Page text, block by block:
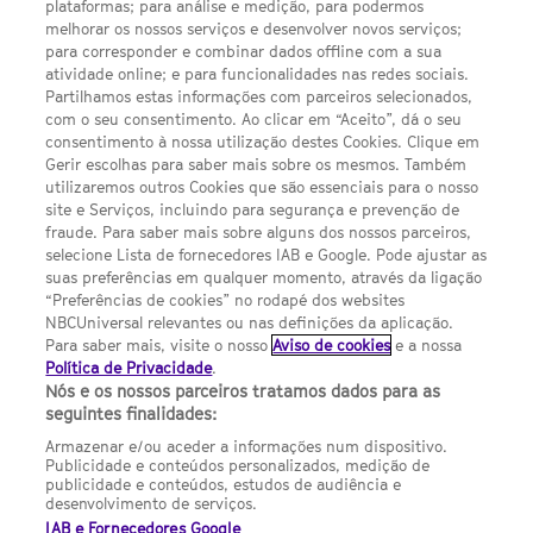
Política de privacidade
Sobre nós
Termos E Condições
FILMES
UMA DIVISÃO DA
NBCUNIVERSAL
Contact us by email: contact.SYFYPortugal@ncbuni.com
NBC Universal Global Networks España S.L.U. is wholly owned
by Universal Studios International BV
NBC Universal Global Networks, S.L.U. Paseo de la Castellana,
95. Planta 10 Edificio Torre Europa 28046 Madrid B-82227893
plataformas; para análise e medição, para podermos
melhorar os nossos serviços e desenvolver novos serviços;
para corresponder e combinar dados offline com a sua
atividade online; e para funcionalidades nas redes sociais.
Partilhamos estas informações com parceiros selecionados,
com o seu consentimento. Ao clicar em “Aceito”, dá o seu
consentimento à nossa utilização destes Cookies. Clique em
Gerir escolhas para saber mais sobre os mesmos. Também
utilizaremos outros Cookies que são essenciais para o nosso
site e Serviços, incluindo para segurança e prevenção de
fraude. Para saber mais sobre alguns dos nossos parceiros,
selecione Lista de fornecedores IAB e Google. Pode ajustar as
suas preferências em qualquer momento, através da ligação
“Preferências de cookies” no rodapé dos websites
NBCUniversal relevantes ou nas definições da aplicação.
Para saber mais, visite o nossoAviso de cookies e a nossa
Política de Privacidade.
Nós e os nossos parceiros tratamos dados para as
seguintes finalidades:
Armazenar e/ou aceder a informações num dispositivo.
Publicidade e conteúdos personalizados, medição de
publicidade e conteúdos, estudos de audiência e
desenvolvimento de serviços.
IAB e Fornecedores Google